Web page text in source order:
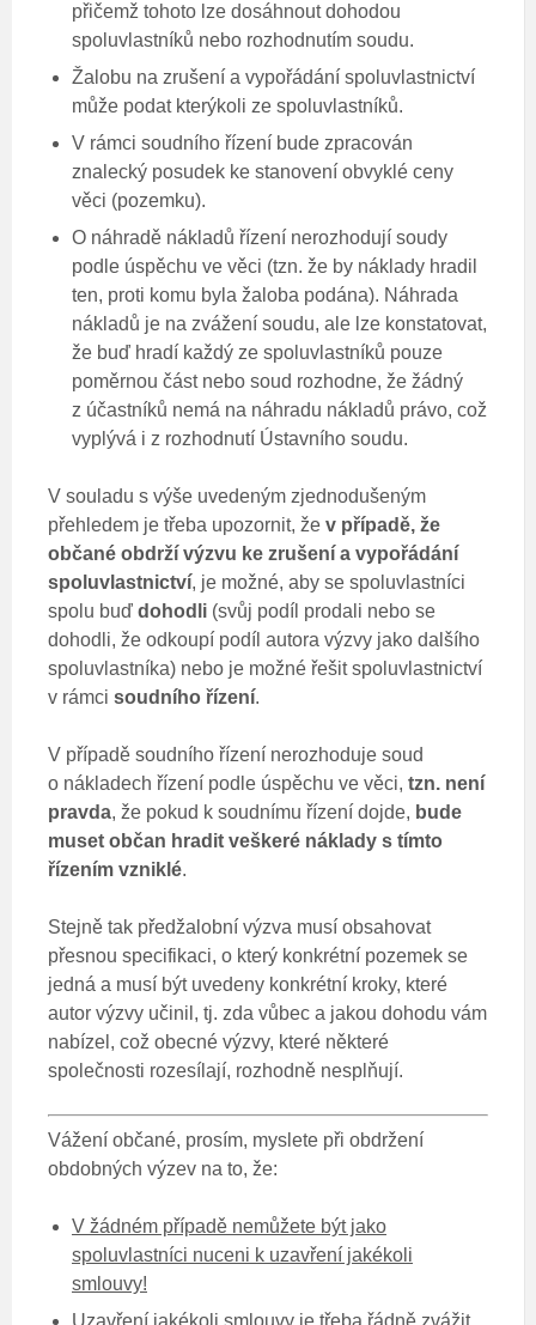
přičemž tohoto lze dosáhnout dohodou
spoluvlastníků nebo rozhodnutím soudu.
Žalobu na zrušení a vypořádání spoluvlastnictví
může podat kterýkoli ze spoluvlastníků.
V rámci soudního řízení bude zpracován
znalecký posudek ke stanovení obvyklé ceny
věci (pozemku).
O náhradě nákladů řízení nerozhodují soudy
podle úspěchu ve věci (tzn. že by náklady hradil
ten, proti komu byla žaloba podána). Náhrada
nákladů je na zvážení soudu, ale lze konstatovat,
že buď hradí každý ze spoluvlastníků pouze
poměrnou část nebo soud rozhodne, že žádný
z účastníků nemá na náhradu nákladů právo, což
vyplývá i z rozhodnutí Ústavního soudu.
V souladu s výše uvedeným zjednodušeným
přehledem je třeba upozornit, že v případě, že
občané obdrží výzvu ke zrušení a vypořádání
spoluvlastnictví, je možné, aby se spoluvlastníci
spolu buď dohodli (svůj podíl prodali nebo se
dohodli, že odkoupí podíl autora výzvy jako dalšího
spoluvlastníka) nebo je možné řešit spoluvlastnictví
v rámci soudního řízení.
V případě soudního řízení nerozhoduje soud
o nákladech řízení podle úspěchu ve věci, tzn. není
pravda, že pokud k soudnímu řízení dojde, bude
muset občan hradit veškeré náklady s tímto
řízením vzniklé.
Stejně tak předžalobní výzva musí obsahovat
přesnou specifikaci, o který konkrétní pozemek se
jedná a musí být uvedeny konkrétní kroky, které
autor výzvy učinil, tj. zda vůbec a jakou dohodu vám
nabízel, což obecné výzvy, které některé
společnosti rozesílají, rozhodně nesplňují.
Vážení občané, prosím, myslete při obdržení
obdobných výzev na to, že:
V žádném případě nemůžete být jako
spoluvlastníci nuceni k uzavření jakékoli
smlouvy!